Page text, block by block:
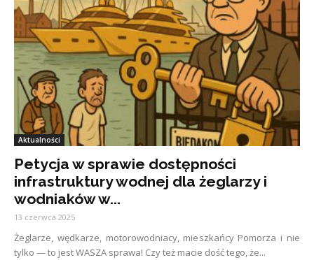
Aktualności
Petycja w sprawie dostępności
infrastruktury wodnej dla żeglarzy i
wodniaków w...
13 czerwca 2025
Żeglarze, wędkarze, motorowodniacy, mieszkańcy Pomorza i nie
tylko — to jest WASZA sprawa! Czy też macie dość tego, że...